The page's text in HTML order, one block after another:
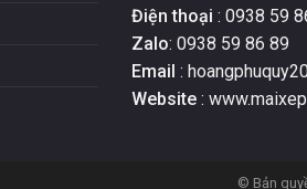
Điện thoại : 0938 59
Zalo: 0938 59 86 89
Email :
Website :
© Bản